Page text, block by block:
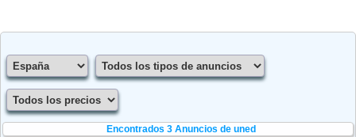
Encontrados 3Anuncios de uned